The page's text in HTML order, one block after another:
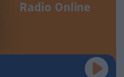
Radio Online